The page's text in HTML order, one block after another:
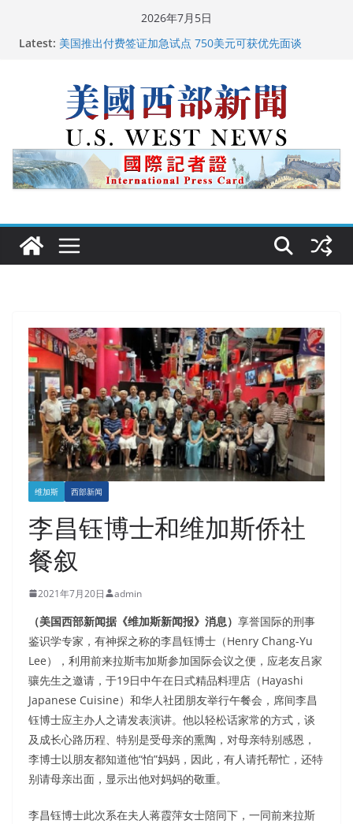
2026年7月5日
Latest: 美国推出付费签证加急试点 750美元可获优先面谈
美国最高法院维持“出生公民权” : 出生在美国就是美国
人！
再次访华
维加斯 西部新闻
李昌钰博士和维加斯侨社
餐叙
2021年7月20日 admin
（美国西部新闻据《维加斯新闻报》消息） 享誉国际的刑事
鉴识学专家，有神探之称的李昌钰博士（Henry Chang-Yu
Lee），利用前来拉斯韦加斯参加国际会议之便，应老友吕家
骧先生之邀请，于19日中午在日式精品料理店（Hayashi
Japanese Cuisine）和华人社团朋友举行午餐会，席间李昌
钰博士应主办人之请发表演讲。他以轻松话家常的方式，谈
及成长心路历程、特别是受母亲的熏陶，对母亲特别感恩，
李博士以朋友都知道他“怕”妈妈，因此，有人请托帮忙，还特
别请母亲出面，显示出他对妈妈的敬重。
李昌钰博士此次系在夫人蒋霞萍女士陪同下，一同前来拉斯